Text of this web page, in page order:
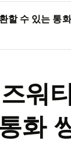
할 수 있는 통화
워
통화